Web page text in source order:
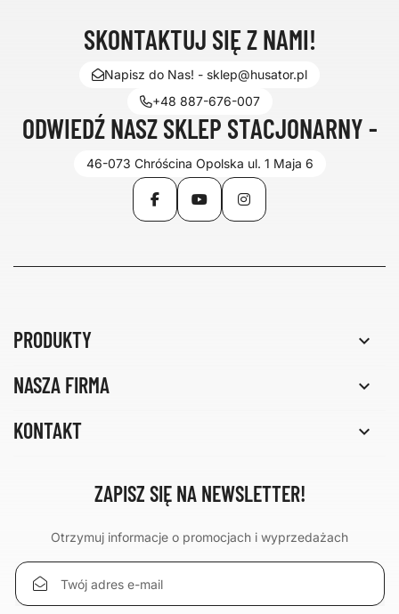
SKONTAKTUJ SIĘ Z NAMI!
Napisz do Nas! - sklep@husator.pl
+48 887-676-007
ODWIEDŹ NASZ SKLEP STACJONARNY -
46-073 Chróścina Opolska ul. 1 Maja 6
FacebookYouTubeInstagram
PRODUKTY 
NASZA FIRMA 
KONTAKT 
ZAPISZ SIĘ NA NEWSLETTER!
Otrzymuj informacje o promocjach i wyprzedażach